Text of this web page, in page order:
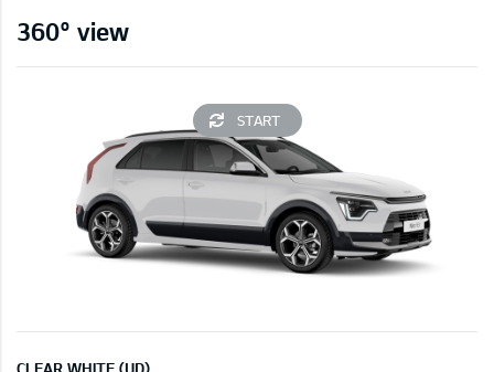
360° view
START
CLEAR WHITE (UD)